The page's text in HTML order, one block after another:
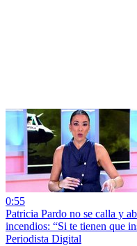
0:55
Patricia Pardo no se calla y
incendios: “Si te tienen que
Periodista Digital